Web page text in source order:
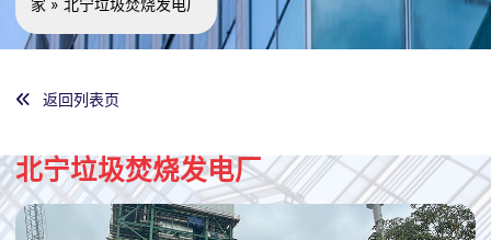
返回列表页
北宁垃圾焚烧发电厂